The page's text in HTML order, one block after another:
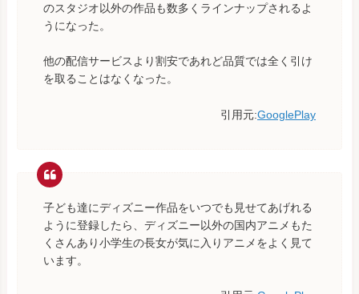
のスタジオ以外の作品も数多くラインナップされるよ
うになった。
他の配信サービスより割安であれど品質では全く引け
を取ることはなくなった。
引用元:GooglePlay
子ども達にディズニー作品をいつでも見せてあげれる
ように登録したら、ディズニー以外の国内アニメもた
くさんあり小学生の長女が気に入りアニメをよく見て
います。